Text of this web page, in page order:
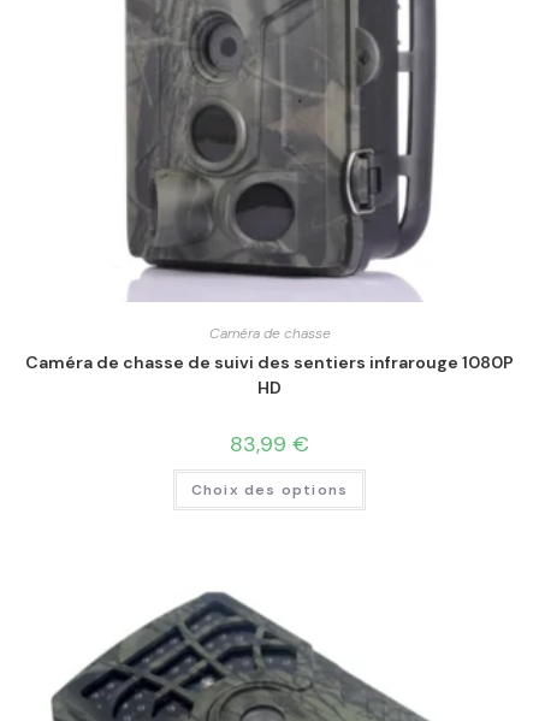
Caméra de chasse
Caméra de chasse de suivi des sentiers infrarouge 1080P
HD
83,99 €
Choix des options